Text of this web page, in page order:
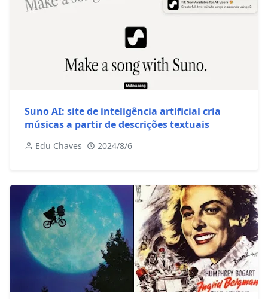
Suno AI: site de inteligência artificial cria
músicas a partir de descrições textuais
Edu Chaves 2024/8/6